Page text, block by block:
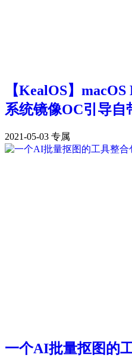
【KealOS】
系统镜像OC引导自
2021-05-03 专属
一个AI批量抠图的